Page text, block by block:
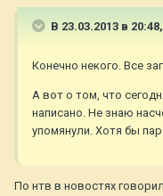
В 23.03.2013 в
Конечно некого. Все
А вот о том, что
написано. Не знаю
упомянули. Хотя бы
По нтв в новостях